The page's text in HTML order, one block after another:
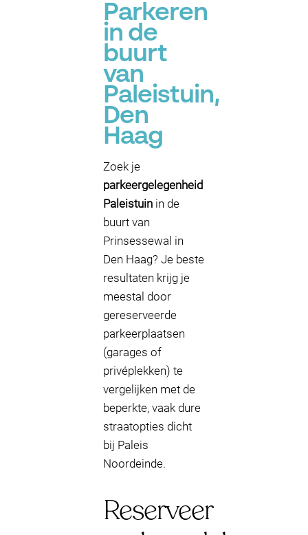
Parkeren
in de
buurt
van
Paleistuin,
Den
Haag
Zoek je
parkeergelegenheid
Paleistuin in de
buurt van
Prinsessewal in
Den Haag? Je beste
resultaten krijg je
meestal door
gereserveerde
parkeerplaatsen
(garages of
privéplekken) te
vergelijken met de
beperkte, vaak dure
straatopties dicht
bij Paleis
Noordeinde.
Reserveer